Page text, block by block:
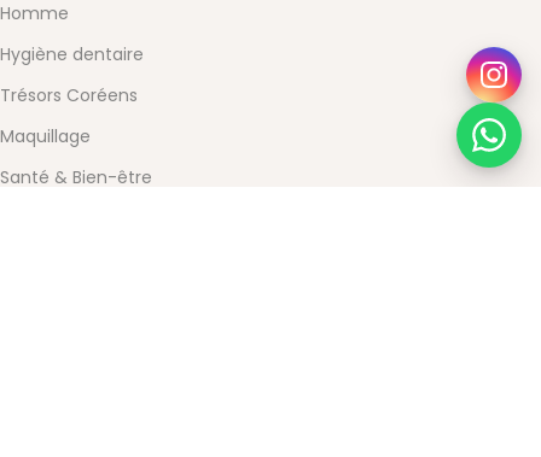
Homme
Hygiène dentaire
Trésors Coréens
Maquillage
Santé & Bien-être